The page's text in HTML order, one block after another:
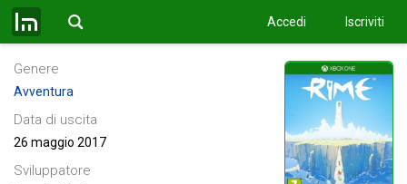
Accedi Iscriviti
Nintendo Switch Xbox One
Genere
Avventura
Data di uscita
26 maggio 2017
Sviluppatore